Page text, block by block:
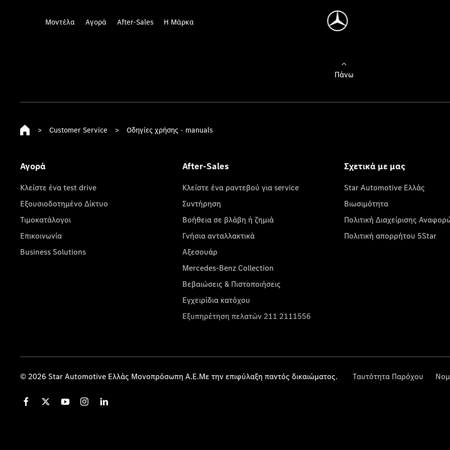
Μοντέλα Αγορά After-Sales Η Μάρκα
Πάνω
> Customer Service > Οδηγίες χρήσης - manuals
Αγορά
Κλείστε ένα test drive
Εξουσιοδοτημένο Δίκτυο
Τιμοκατάλογοι
Επικοινωνία
Business Solutions
After-Sales
Κλείστε ένα ραντεβού για service
Συντήρηση
Βοήθεια σε βλάβη ή ζημιά
Γνήσια ανταλλακτικά
Αξεσουάρ
Mercedes-Benz Collection
Βεβαιώσεις & Πιστοποιήσεις
Εγχειρίδια κατόχου
Εξυπηρέτηση πελατών 211 2111556
Σχετικά με μας
Star Automotive Ελλάς
Βιωσιμότητα
Πολιτική Διαχείρισης
Πολιτική απορρήτου 5Star
© 2026 Star Automotive Ελλάς Μονοπρόσωπη Α.Ε.Με την επιφύλαξη παντός δικαιώματος. Ταυτότητα Παρόχου